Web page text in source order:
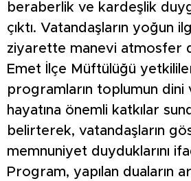
beraberlik ve kardeşlik
çıktı. Vatandaşların yoğun
ziyarette manevi atmosfer
Emet İlçe Müftülüğü
programların toplumun dini
hayatına önemli katkılar
belirterek, vatandaşların
memnuniyet duyduklarını
Program, yapılan duaların